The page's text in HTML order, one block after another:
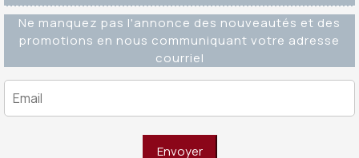
Ne manquez pas l'annonce des nouveautés et des
promotions en nous communiquant votre adresse
courriel